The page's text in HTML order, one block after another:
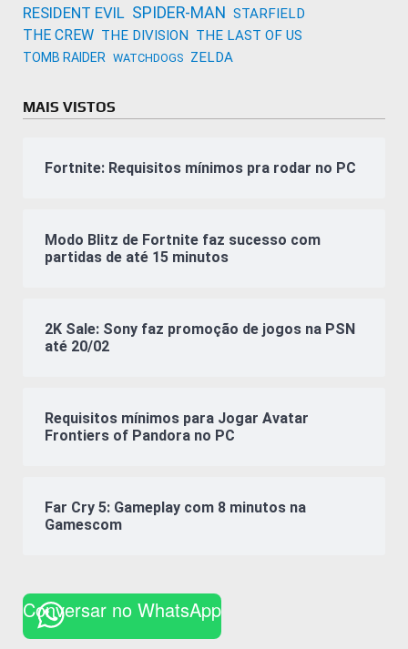
RESIDENT EVIL SPIDER-MAN STARFIELD
THE CREW THE DIVISION THE LAST OF US
TOMB RAIDER WATCHDOGS ZELDA
MAIS VISTOS
Fortnite: Requisitos mínimos pra rodar no PC
Modo Blitz de Fortnite faz sucesso com
partidas de até 15 minutos
2K Sale: Sony faz promoção de jogos na PSN
até 20/02
Requisitos mínimos para Jogar Avatar
Frontiers of Pandora no PC
Far Cry 5: Gameplay com 8 minutos na
Gamescom
Conversar no WhatsApp